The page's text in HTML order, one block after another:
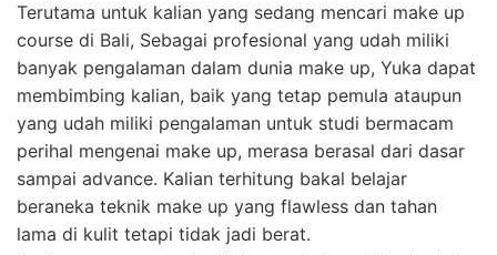
Terutama untuk kalian yang sedang mencari make up
course di Bali, Sebagai profesional yang udah miliki
banyak pengalaman dalam dunia make up, Yuka dapat
membimbing kalian, baik yang tetap pemula ataupun
yang udah miliki pengalaman untuk studi bermacam
perihal mengenai make up, merasa berasal dari dasar
sampai advance. Kalian terhitung bakal belajar
beraneka teknik make up yang flawless dan tahan
lama di kulit tetapi tidak jadi berat.